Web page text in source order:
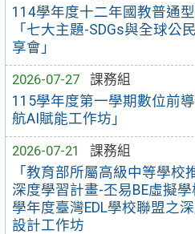
114學年度十二年國教普通
「七大主題-SDGs與全球公
享會」
2026-07-27
課務組
115學年度第一學期數位前
航AI賦能工作坊」
2026-07-21
課務組
「教育部所屬高級中等學校
深度學習計畫-丕易BE虛擬
學年度臺灣EDL學校聯盟之
設計工作坊